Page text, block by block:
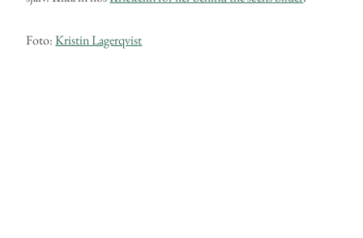
Foto:Kristin Lagerqvist